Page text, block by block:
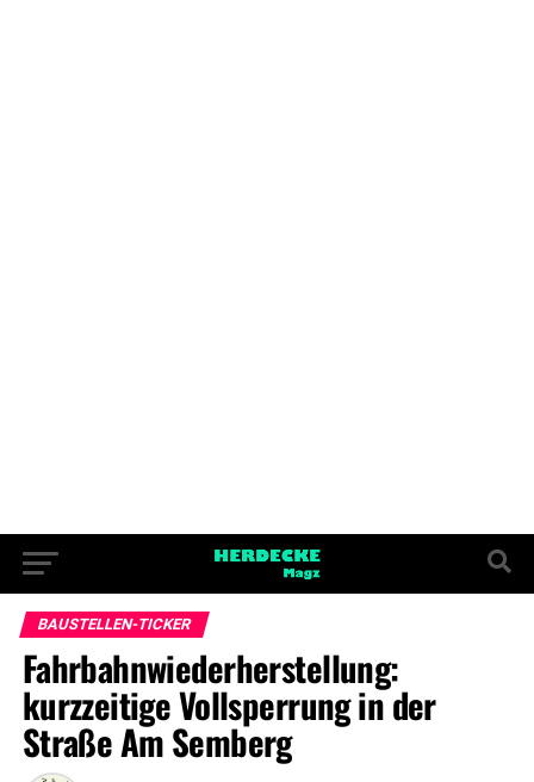
BAUSTELLEN-TICKER
Fahrbahnwiederherstellung:
kurzzeitige Vollsperrung in der
Straße Am Semberg